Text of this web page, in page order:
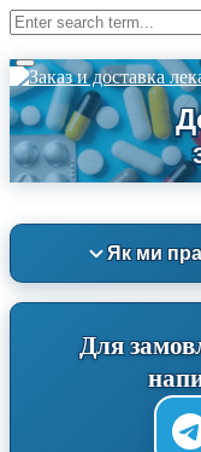
Як ми
Для